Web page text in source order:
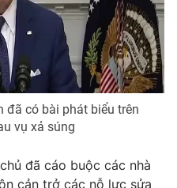
Việt Nam
đã có bài phát biểu trên
vụ xả súng
đã cáo buộc các nhà
cản trở các nỗ lực sửa